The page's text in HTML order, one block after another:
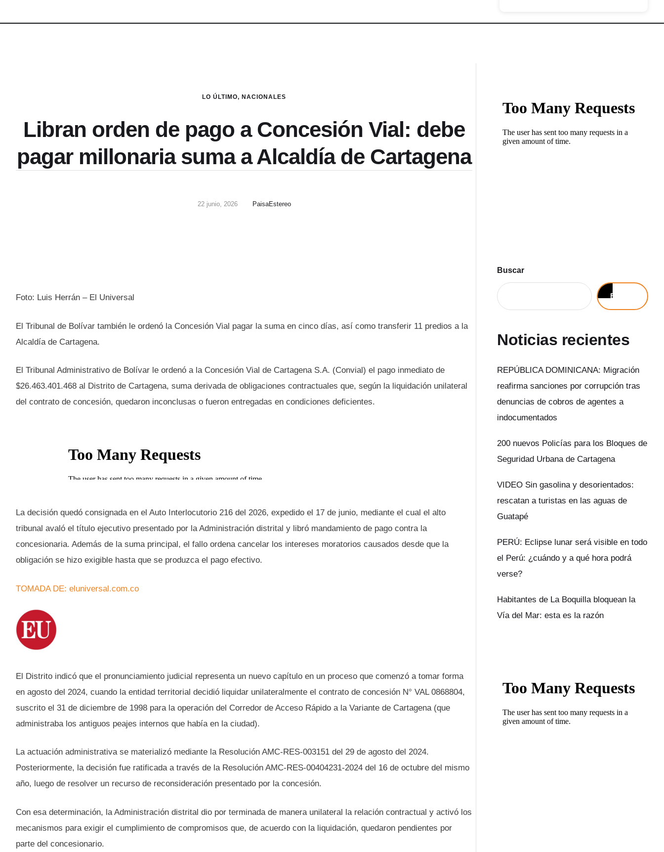
LO ÚLTIMO, NACIONALES
Libran orden de pago a Concesión Vial: debe
pagar millonaria suma a Alcaldía de Cartagena
22 junio, 2026 PaisaEstereo
Foto: Luis Herrán – El Universal
El Tribunal de Bolívar también le ordenó la Concesión Vial pagar la suma en cinco días, así como transferir 11 predios a la
Alcaldía de Cartagena.
El Tribunal Administrativo de Bolívar le ordenó a la Concesión Vial de Cartagena S.A. (Convial) el pago inmediato de
$26.463.401.468 al Distrito de Cartagena, suma derivada de obligaciones contractuales que, según la liquidación unilateral
del contrato de concesión, quedaron inconclusas o fueron entregadas en condiciones deficientes.
La decisión quedó consignada en el Auto Interlocutorio 216 del 2026, expedido el 17 de junio, mediante el cual el alto
tribunal avaló el título ejecutivo presentado por la Administración distrital y libró mandamiento de pago contra la
concesionaria. Además de la suma principal, el fallo ordena cancelar los intereses moratorios causados desde que la
obligación se hizo exigible hasta que se produzca el pago efectivo.
TOMADA DE: eluniversal.com.co
El Distrito indicó que el pronunciamiento judicial representa un nuevo capítulo en un proceso que comenzó a tomar forma
en agosto del 2024, cuando la entidad territorial decidió liquidar unilateralmente el contrato de concesión N° VAL 0868804,
suscrito el 31 de diciembre de 1998 para la operación del Corredor de Acceso Rápido a la Variante de Cartagena (que
administraba los antiguos peajes internos que había en la ciudad).
La actuación administrativa se materializó mediante la Resolución AMC-RES-003151 del 29 de agosto del 2024.
Posteriormente, la decisión fue ratificada a través de la Resolución AMC-RES-00404231-2024 del 16 de octubre del mismo
año, luego de resolver un recurso de reconsideración presentado por la concesión.
Con esa determinación, la Administración distrital dio por terminada de manera unilateral la relación contractual y activó los
mecanismos para exigir el cumplimiento de compromisos que, de acuerdo con la liquidación, quedaron pendientes por
parte del concesionario.
Buscar
Buscar
Noticias recientes
REPÚBLICA DOMINICANA: Migración
reafirma sanciones por corrupción tras
denuncias de cobros de agentes a
indocumentados
200 nuevos Policías para los Bloques de
Seguridad Urbana de Cartagena
VIDEO Sin gasolina y desorientados:
rescatan a turistas en las aguas de
Guatapé
PERÚ: Eclipse lunar será visible en todo
el Perú: ¿cuándo y a qué hora podrá
verse?
Habitantes de La Boquilla bloquean la
Vía del Mar: esta es la razón